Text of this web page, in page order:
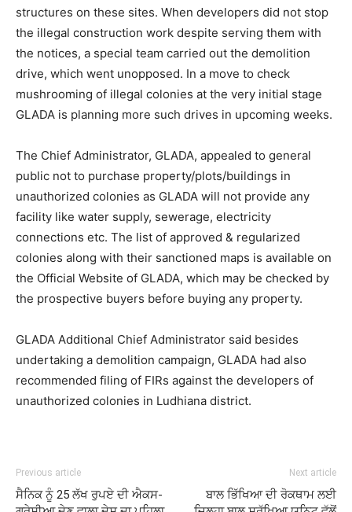
structures on these sites. When developers did not stop
the illegal construction work despite serving them with
the notices, a special team carried out the demolition
drive, which went unopposed. In a move to check
mushrooming of illegal colonies at the very initial stage
GLADA is planning more such drives in upcoming weeks.
The Chief Administrator, GLADA, appealed to general
public not to purchase property/plots/buildings in
unauthorized colonies as GLADA will not provide any
facility like water supply, sewerage, electricity
connections etc. The list of approved & regularized
colonies along with their sanctioned maps is available on
the Official Website of GLADA, which may be checked by
the prospective buyers before buying any property.
GLADA Additional Chief Administrator said besides
undertaking a demolition campaign, GLADA had also
recommended filing of FIRs against the developers of
unauthorized colonies in Ludhiana district.
Previous article
ਸੈਨਿਕ ਨੂੰ 25 ਲੱਖ ਰੁਪਏ ਦੀ ਐਕਸ-
Next article
ਬਾਲ ਭਿੱਖਿਆ ਦੀ ਰੋਕਥਾਮ ਲਈ